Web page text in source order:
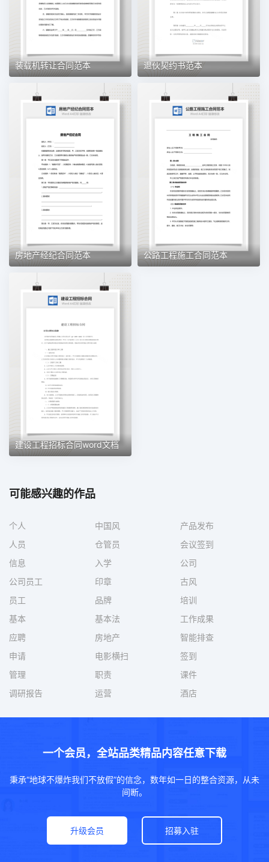
装载机转让合同范本 退伙契约书范本
房地产经纪合同范本 公路工程施工合同范本
建设工程招标合同word文档
可能感兴趣的作品
个人 中国风
产品发布
人员
仓管员
会议签到
信息
入学
公司
公司员工
印章
古风
员工
品牌
培训
基本
基本法
工作成果
应聘
房地产
智能排查
申请
电影横扫
签到
管理
职责
课件
调研报告
运营 酒店
一个会员，全站品类精品内容任意下载
秉承“地球不爆炸我们不放假”的信念，数年如一日的整合资源，从未
间断。
升级会员 招募入驻